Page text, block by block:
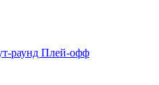
раунд Плей-офф